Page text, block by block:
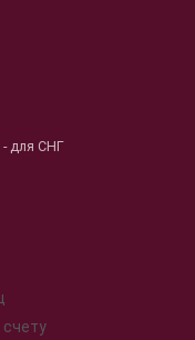
- для СНГ